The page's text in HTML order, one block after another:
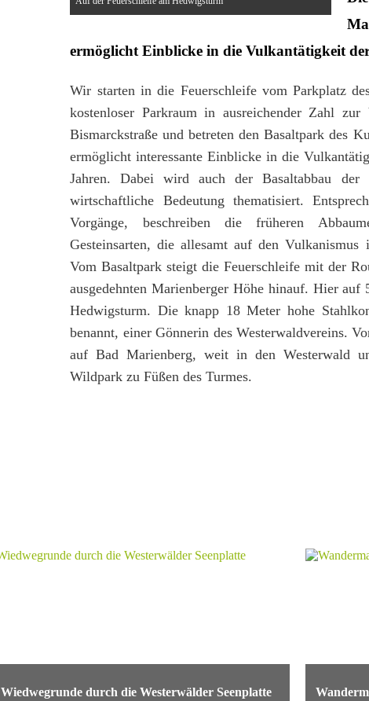
ermöglicht Einblicke in die Vulkantätigkeit
Wir starten in die Feuerschleife vom Parkplatz
kostenloser Parkraum in ausreichender Zahl
Bismarckstraße und betreten den Basaltpark des
ermöglicht interessante Einblicke in die
Jahren. Dabei wird auch der Basaltabbau der
wirtschaftliche Bedeutung thematisiert.
Vorgänge, beschreiben die früheren
Gesteinsarten, die allesamt auf den Vulkanismus
Vom Basaltpark steigt die Feuerschleife mit der
ausgedehnten Marienberger Höhe hinauf. Hier
Hedwigsturm. Die knapp 18 Meter hohe
benannt, einer Gönnerin des Westerwaldvereins.
auf Bad Marienberg, weit in den Westerwald
Wildpark zu Füßen des Turmes.
Wiedwegrunde durch die Westerwälder Seenplatte